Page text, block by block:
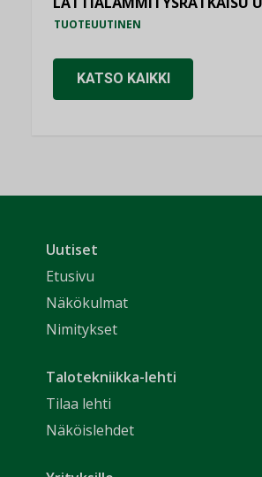
TUOTEUUTINEN
KATSO KAIKKI
Uutiset
Etusivu
Näkökulmat
Nimitykset
Talotekniikka-lehti
Tilaa lehti
Näköislehdet